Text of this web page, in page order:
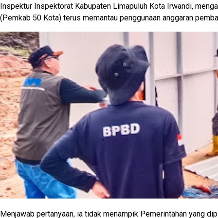
Inspektur Inspektorat Kabupaten Limapuluh Kota Irwandi,
(Pemkab 50 Kota) terus memantau penggunaan anggaran
Menjawab pertanyaan, ia tidak menampik Pemerintahan yang